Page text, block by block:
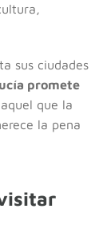
sus ciudades
promete
que la
la pena